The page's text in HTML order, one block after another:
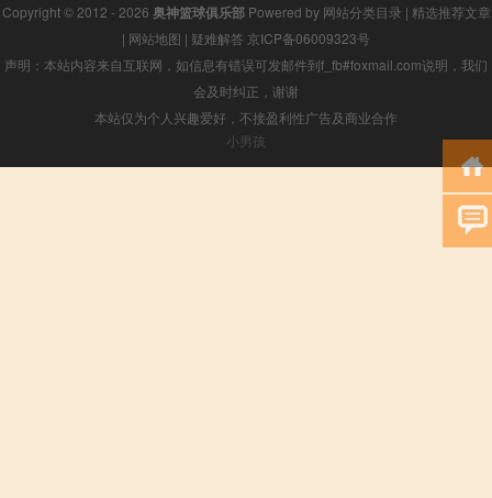
Copyright © 2012 - 2026 奥神篮球俱乐部Powered by 网站分类目录 | 精选推荐文章
| 网站地图 | 疑难解答 京ICP备06009323号
声明：本站内容来自互联网，如信息有错误可发邮件到f_fb#foxmail.com说明，我们
会及时纠正，谢谢
本站仅为个人兴趣爱好，不接盈利性广告及商业合作
小男孩